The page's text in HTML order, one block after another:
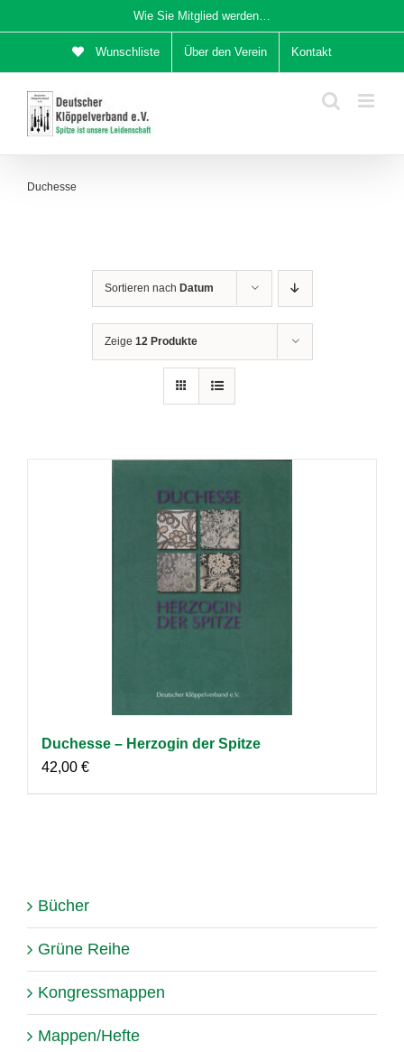
Inhalt
Wie Sie Mitglied werden…
Wunschliste Über den Verein Kontakt
Duchesse
Sortieren nach Datum
Zeige 12 Produkte
Duchesse – Herzogin der Spitze
42,00 €
Bücher
Grüne Reihe
Kongressmappen
Mappen/Hefte